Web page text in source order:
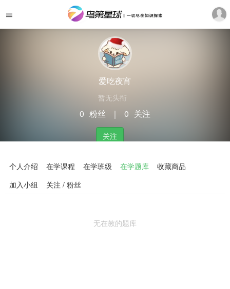
爱吃夜宵
暂无头衔
0 粉丝 ｜ 0 关注
关注
个人介绍 在学课程 在学班级 在学题库
收藏商品
加入小组
关注 / 粉丝
无在教的题库